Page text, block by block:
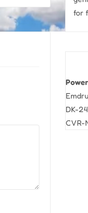
for
DK-
CVR-